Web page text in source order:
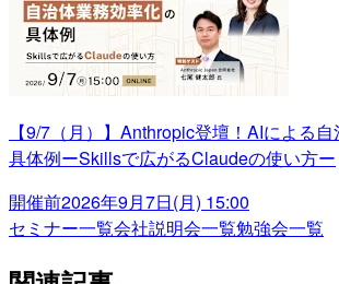
【9/7（月）】Anthropic登壇！AIによる
具体例ーSkillsで広がるClaudeの使い方ー
開催前2026年9月7日(月) 15:00
セミナー一覧会社説明会一覧勉強会一覧